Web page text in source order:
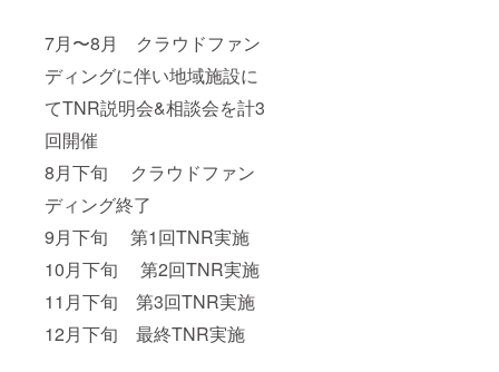
7月〜8月 クラウドファン
ディングに伴い地域施設に
てTNR説明会&相談会を計3
回開催
8月下旬 クラウドファン
ディング終了
9月下旬 第1回TNR実施
10月下旬 第2回TNR実施
11月下旬 第3回TNR実施
12月下旬 最終TNR実施